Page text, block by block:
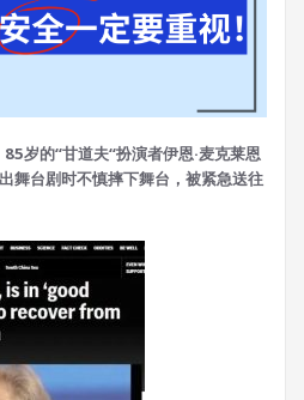
岁的“甘道夫“扮演者伊恩·麦克莱恩
台剧时不慎摔下舞台，被紧急送往